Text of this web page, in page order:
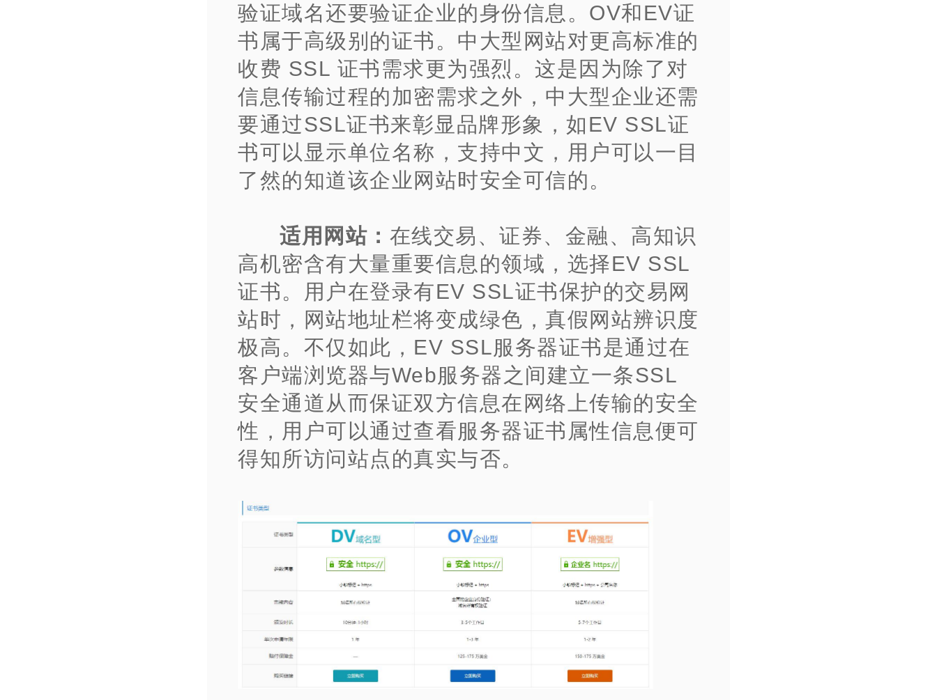
验证域名还要验证企业的身份信息。OV和EV证
书属于高级别的证书。中大型网站对更高标准的
收费 SSL 证书需求更为强烈。这是因为除了对
信息传输过程的加密需求之外，中大型企业还需
要通过SSL证书来彰显品牌形象，如EV SSL证
书可以显示单位名称，支持中文，用户可以一目
了然的知道该企业网站时安全可信的。
适用网站： 在线交易、证券、金融、高知识
高机密含有大量重要信息的领域，选择EV SSL
证书。用户在登录有EV SSL证书保护的交易网
站时，网站地址栏将变成绿色，真假网站辨识度
极高。不仅如此，EV SSL服务器证书是通过在
客户端浏览器与Web服务器之间建立一条SSL
安全通道从而保证双方信息在网络上传输的安全
性，用户可以通过查看服务器证书属性信息便可
得知所访问站点的真实与否。